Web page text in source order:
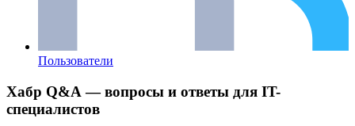
Пользователи
Хабр Q&A — вопросы и ответы для IT-
специалистов